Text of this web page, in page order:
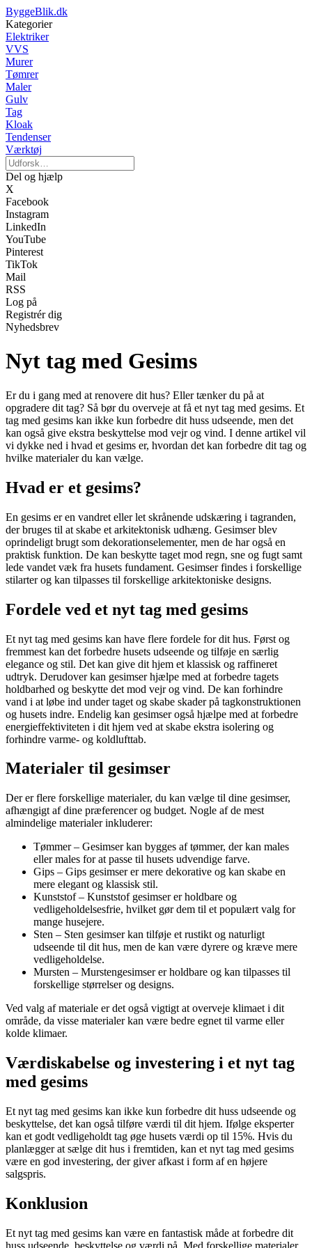
ByggeBlik.dk
Kategorier
Elektriker
VVS
Murer
Tømrer
Maler
Gulv
Tag
Kloak
Tendenser
Værktøj
Del og hjælp
X
Facebook
Instagram
LinkedIn
YouTube
Pinterest
TikTok
Mail
RSS
Log på
Registrér dig
Nyhedsbrev
Nyt tag med Gesims
Er du i gang med at renovere dit hus? Eller tænker du på at
opgradere dit tag? Så bør du overveje at få et nyt tag med gesims. Et
tag med gesims kan ikke kun forbedre dit huss udseende, men det
kan også give ekstra beskyttelse mod vejr og vind. I denne artikel vil
vi dykke ned i hvad et gesims er, hvordan det kan forbedre dit tag og
hvilke materialer du kan vælge.
Hvad er et gesims?
En gesims er en vandret eller let skrånende udskæring i tagranden,
der bruges til at skabe et arkitektonisk udhæng. Gesimser blev
oprindeligt brugt som dekorationselementer, men de har også en
praktisk funktion. De kan beskytte taget mod regn, sne og fugt samt
lede vandet væk fra husets fundament. Gesimser findes i forskellige
stilarter og kan tilpasses til forskellige arkitektoniske designs.
Fordele ved et nyt tag med gesims
Et nyt tag med gesims kan have flere fordele for dit hus. Først og
fremmest kan det forbedre husets udseende og tilføje en særlig
elegance og stil. Det kan give dit hjem et klassisk og raffineret
udtryk. Derudover kan gesimser hjælpe med at forbedre tagets
holdbarhed og beskytte det mod vejr og vind. De kan forhindre
vand i at løbe ind under taget og skabe skader på tagkonstruktionen
og husets indre. Endelig kan gesimser også hjælpe med at forbedre
energieffektiviteten i dit hjem ved at skabe ekstra isolering og
forhindre varme- og koldlufttab.
Materialer til gesimser
Der er flere forskellige materialer, du kan vælge til dine gesimser,
afhængigt af dine præferencer og budget. Nogle af de mest
almindelige materialer inkluderer:
Tømmer – Gesimser kan bygges af tømmer, der kan males
eller males for at passe til husets udvendige farve.
Gips – Gips gesimser er mere dekorative og kan skabe en
mere elegant og klassisk stil.
Kunststof – Kunststof gesimser er holdbare og
vedligeholdelsesfrie, hvilket gør dem til et populært valg for
mange husejere.
Sten – Sten gesimser kan tilføje et rustikt og naturligt
udseende til dit hus, men de kan være dyrere og kræve mere
vedligeholdelse.
Mursten – Murstengesimser er holdbare og kan tilpasses til
forskellige størrelser og designs.
Ved valg af materiale er det også vigtigt at overveje klimaet i dit
område, da visse materialer kan være bedre egnet til varme eller
kolde klimaer.
Værdiskabelse og investering i et nyt tag
med gesims
Et nyt tag med gesims kan ikke kun forbedre dit huss udseende og
beskyttelse, det kan også tilføre værdi til dit hjem. Ifølge eksperter
kan et godt vedligeholdt tag øge husets værdi op til 15%. Hvis du
planlægger at sælge dit hus i fremtiden, kan et nyt tag med gesims
være en god investering, der giver afkast i form af en højere
salgspris.
Konklusion
Et nyt tag med gesims kan være en fantastisk måde at forbedre dit
huss udseende, beskyttelse og værdi på. Med forskellige materialer